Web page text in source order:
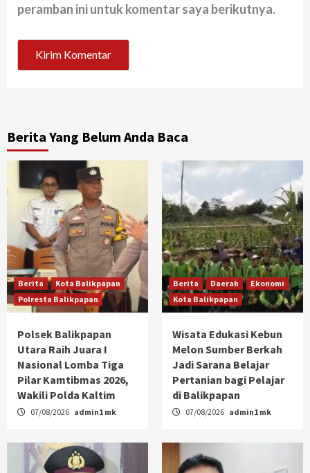
peramban ini untuk komentar saya berikutnya.
Berita Yang Belum Anda Baca
Berita
Kota Balikpapan
Polresta Balikpapan
Polsek Balikpapan
Utara Raih Juara I
Nasional Lomba Tiga
Pilar Kamtibmas 2026,
Wakili Polda Kaltim
07/08/2026 admin1 mk
Berita Daerah
Ekonomi
Kota Balikpapan
Wisata Edukasi Kebun
Melon Sumber Berkah
Jadi Sarana Belajar
Pertanian bagi Pelajar
di Balikpapan
07/08/2026 admin1 mk